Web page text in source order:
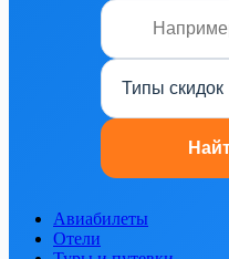
Авиабилеты
Отели